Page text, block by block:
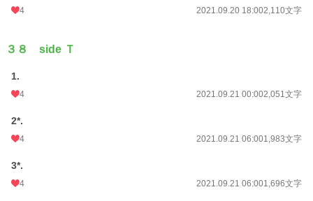
4 2021.09.20 18:002,110文字
３８ side Ｔ
1.
4 2021.09.21 00:002,051文字
2*.
4 2021.09.21 06:001,983文字
3*.
4 2021.09.21 06:001,696文字